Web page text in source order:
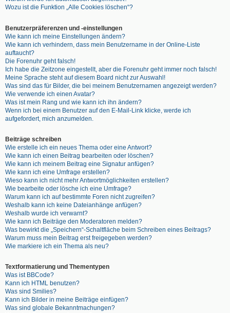
Wozu ist die Funktion „Alle Cookies löschen“?
Benutzerpräferenzen und -einstellungen
Wie kann ich meine Einstellungen ändern?
Wie kann ich verhindern, dass mein Benutzername in der Online-Liste
auftaucht?
Die Forenuhr geht falsch!
Ich habe die Zeitzone eingestellt, aber die Forenuhr geht immer noch falsch!
Meine Sprache steht auf diesem Board nicht zur Auswahl!
Was sind das für Bilder, die bei meinem Benutzernamen angezeigt werden?
Wie verwende ich einen Avatar?
Was ist mein Rang und wie kann ich ihn ändern?
Wenn ich bei einem Benutzer auf den E-Mail-Link klicke, werde ich
aufgefordert, mich anzumelden.
Beiträge schreiben
Wie erstelle ich ein neues Thema oder eine Antwort?
Wie kann ich einen Beitrag bearbeiten oder löschen?
Wie kann ich meinem Beitrag eine Signatur anfügen?
Wie kann ich eine Umfrage erstellen?
Wieso kann ich nicht mehr Antwortmöglichkeiten erstellen?
Wie bearbeite oder lösche ich eine Umfrage?
Warum kann ich auf bestimmte Foren nicht zugreifen?
Weshalb kann ich keine Dateianhänge anfügen?
Weshalb wurde ich verwarnt?
Wie kann ich Beiträge den Moderatoren melden?
Was bewirkt die „Speichern“-Schaltfläche beim Schreiben eines Beitrags?
Warum muss mein Beitrag erst freigegeben werden?
Wie markiere ich ein Thema als neu?
Textformatierung und Thementypen
Was ist BBCode?
Kann ich HTML benutzen?
Was sind Smilies?
Kann ich Bilder in meine Beiträge einfügen?
Was sind globale Bekanntmachungen?